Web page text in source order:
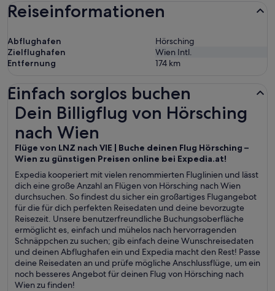
Reiseinformationen
Abflughafen
Hörsching
Zielflughafen
Wien Intl.
Entfernung
174 km
Einfach sorglos buchen
Dein Billigflug von Hörsching
nach Wien
Flüge von LNZ nach VIE | Buche deinen Flug Hörsching –
Wien zu günstigen Preisen online bei Expedia.at!
Expedia kooperiert mit vielen renommierten Fluglinien und lässt
dich eine große Anzahl an Flügen von Hörsching nach Wien
durchsuchen. So findest du sicher ein großartiges Flugangebot
für die für dich perfekten Reisedaten und deine bevorzugte
Reisezeit. Unsere benutzerfreundliche Buchungsoberfläche
ermöglicht es, einfach und mühelos nach hervorragenden
Schnäppchen zu suchen; gib einfach deine Wunschreisedaten
und deinen Abflughafen ein und Expedia macht den Rest! Passe
deine Reisedaten an und prüfe mögliche Anschlussflüge, um ein
noch besseres Angebot für deinen Flug von Hörsching nach
Wien zu finden!
Dein Billigflug von Hörsching nach Wien